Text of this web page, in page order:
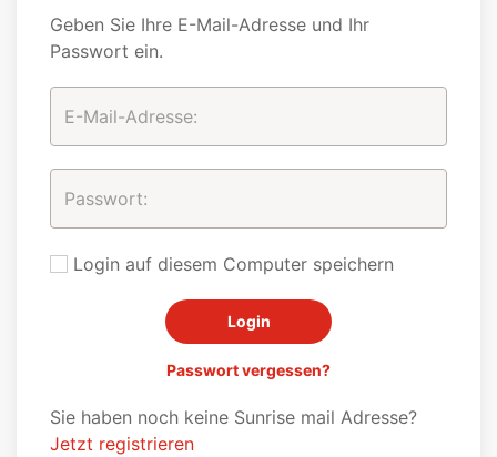
Geben Sie Ihre E-Mail-Adresse und Ihr
Passwort ein.
Login auf diesem Computer speichern
Passwort vergessen?
Sie haben noch keine Sunrise mail Adresse?
Jetzt registrieren